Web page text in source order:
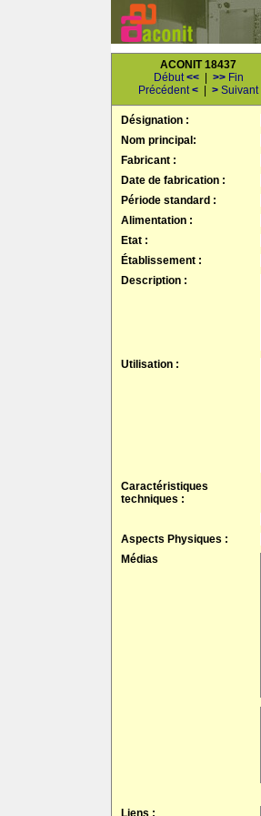
ACONIT 18437
Début<< >>Fin
Précédent< > Suivant
Désignation :
Nom principal:
Fabricant :
Date de fabrication :
Période standard :
Alimentation :
Etat :
Établissement :
Description :
Utilisation :
Caractéristiques
techniques :
Aspects Physiques :
Médias
Liens :